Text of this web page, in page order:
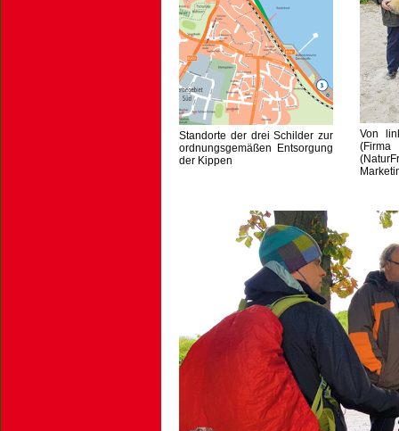
Standorte der drei Schilder zur
ordnungsgemäßen Entsorgung
der Kippen
Von